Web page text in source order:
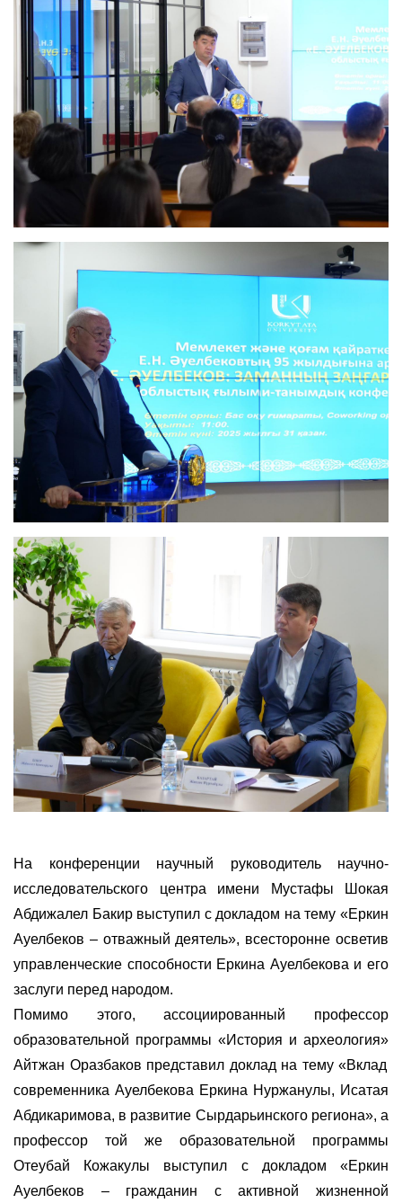
На конференции научный руководитель научно-
исследовательского центра имени Мустафы Шокая
Абдижалел Бакир выступил с докладом на тему «Еркин
Ауелбеков – отважный деятель», всесторонне осветив
управленческие способности Еркина Ауелбекова и его
заслуги перед народом.
Помимо этого, ассоциированный профессор
образовательной программы «История и археология»
Айтжан Оразбаков представил доклад на тему«Вклад
современника Ауелбекова Еркина Нуржанулы, Исатая
Абдикаримова, в развитие Сырдарьинского региона», а
профессор той же образовательной программы
Отеубай Кожакулы выступил с докладом «Еркин
Ауелбеков –
гражданин с активной жизненной